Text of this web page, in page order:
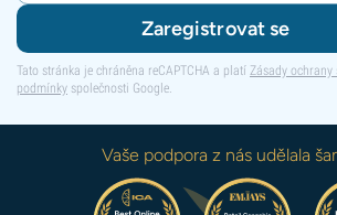
Zaregistrovat se
Tato stránka je chráněna reCAPTCHA a platí Zásady ochrany
podmínky společnosti Google.
Vaše podpora z nás udělala